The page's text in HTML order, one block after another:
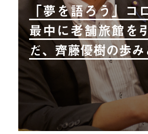
「夢を語ろう」コ
最中に老舗旅館を
だ、齊藤優樹の歩み